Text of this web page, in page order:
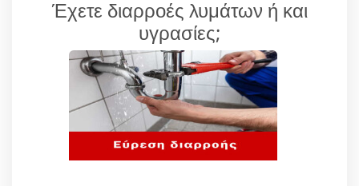
Έχετε διαρροές λυμάτων ή και
υγρασίες;